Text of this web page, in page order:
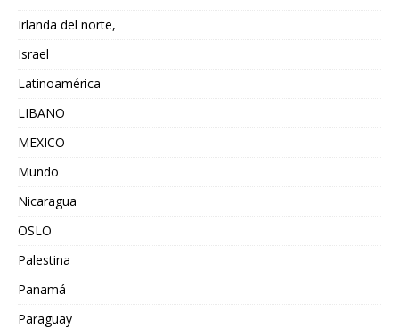
Irlanda del norte,
Israel
Latinoamérica
LIBANO
MEXICO
Mundo
Nicaragua
OSLO
Palestina
Panamá
Paraguay